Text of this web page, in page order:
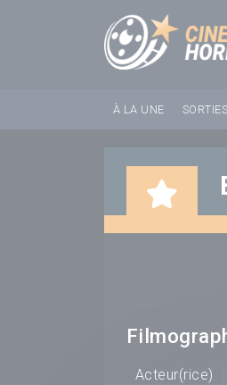
À LA UNE
Acteur(rice)
Panneau de gestion des cookies